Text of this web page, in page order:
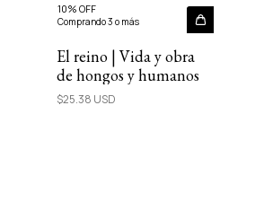
10% OFF
Comprando 3 o más
El reino | Vida y obra
de hongos y humanos
$25.38 USD